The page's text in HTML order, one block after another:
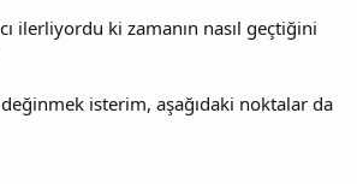
ilerliyordu ki zamanın nasıl geçtiğini
isterim, aşağıdaki noktalar da